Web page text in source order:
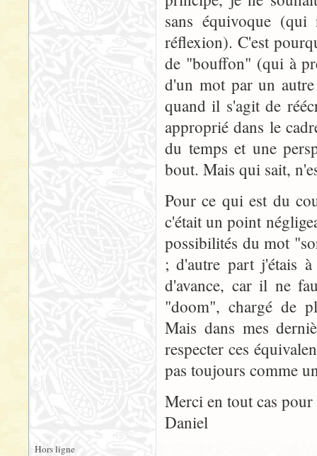
sans équivoque
réflexion). C'est
de "bouffon" (qui à
d'un mot par un
quand il s'agit de
approprié dans le
du temps et une
bout. Mais qui sait,
Pour ce qui est du
c'était un point
possibilités du mot
; d'autre part j'étais
d'avance, car il ne
"doom", chargé de
Mais dans mes
respecter ces
pas toujours comme
Merci en tout cas
Daniel
Hors ligne